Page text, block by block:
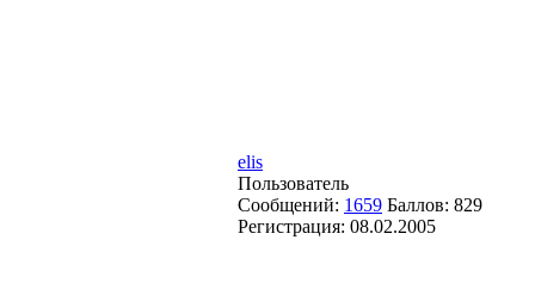
elis
Пользователь
Сообщений: 1659 Баллов: 829
Регистрация: 08.02.2005